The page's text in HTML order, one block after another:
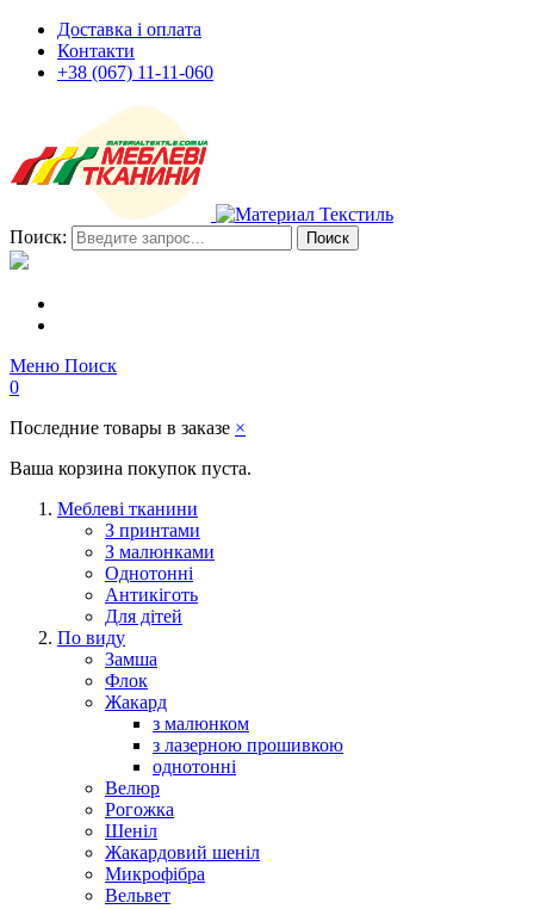
Доставка і оплата
Контакти
+38 (067) 11-11-060
Поиск: Поиск
Меню Поиск
0
Последние товары в заказе ×
Ваша корзина покупок пуста.
Меблеві тканини
З принтами
З малюнками
Однотонні
Антикіготь
Для дітей
По виду
Замша
Флок
Жакард
з малюнком
з лазерною прошивкою
однотонні
Велюр
Рогожка
Шеніл
Жакардовий шеніл
Микрофібра
Вельвет